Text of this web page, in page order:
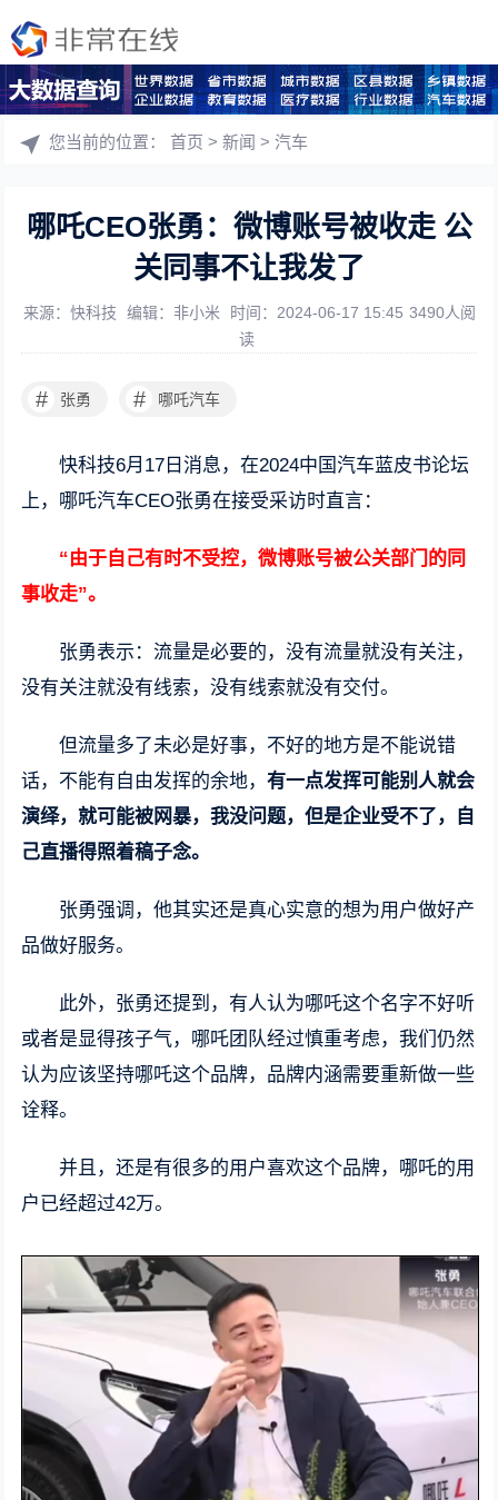
您当前的位置：首页 >新闻 >汽车
哪吒CEO张勇：微博账号被收走 公
关同事不让我发了
来源：快科技 编辑：非小米 时间：2024-06-17 15:45 3490人阅
读
# 张勇 # 哪吒汽车
快科技6月17日消息，在2024中国汽车蓝皮书论坛
上，哪吒汽车CEO张勇在接受采访时直言：
“由于自己有时不受控，微博账号被公关部门的同
事收走”。
张勇表示：流量是必要的，没有流量就没有关注，
没有关注就没有线索，没有线索就没有交付。
但流量多了未必是好事，不好的地方是不能说错
话，不能有自由发挥的余地，有一点发挥可能别人就会
演绎，就可能被网暴，我没问题，但是企业受不了，自
己直播得照着稿子念。
张勇强调，他其实还是真心实意的想为用户做好产
品做好服务。
此外，张勇还提到，有人认为哪吒这个名字不好听
或者是显得孩子气，哪吒团队经过慎重考虑，我们仍然
认为应该坚持哪吒这个品牌，品牌内涵需要重新做一些
诠释。
并且，还是有很多的用户喜欢这个品牌，哪吒的用
户已经超过42万。